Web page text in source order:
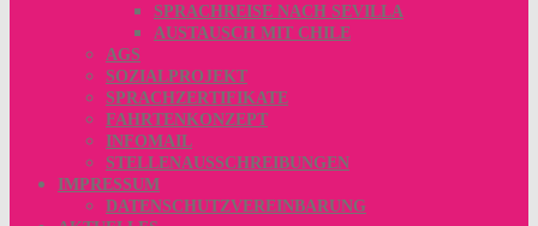
SPRACHREISE NACH SEVILLA
AUSTAUSCH MIT CHILE
AGS
SOZIALPROJEKT
SPRACHZERTIFIKATE
FAHRTENKONZEPT
INFOMAIL
STELLENAUSSCHREIBUNGEN
IMPRESSUM
DATENSCHUTZVEREINBARUNG